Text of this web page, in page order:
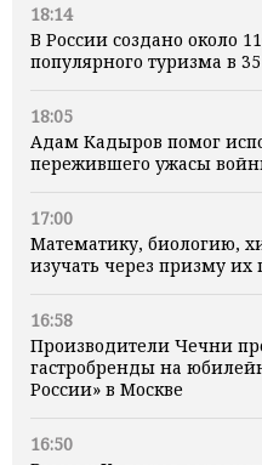
18:14
В России создано около
популярного туризма в
18:05
Адам Кадыров помог
пережившего ужасы
17:00
Математику, биологию,
изучать через призму
16:58
Производители Чечни
гастробренды на
России» в Москве
16:50